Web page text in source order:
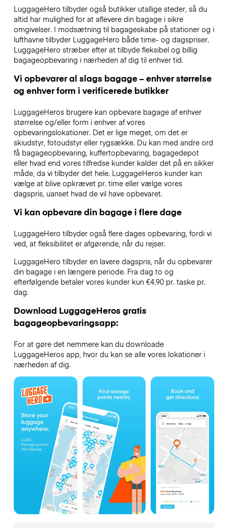
LuggageHero tilbyder også butikker utallige steder, så du
altid har mulighed for at aflevere din bagage i sikre
omgivelser. I modsætning til bagageskabe på stationer og i
lufthavne tilbyder LuggageHero både time- og dagspriser.
LuggageHero stræber efter at tilbyde fleksibel og billig
bagageopbevaring i nærheden af dig til enhver tid.
Vi opbevarer al slags bagage – enhver størrelse
og enhver form i verificerede butikker
LuggageHeros brugere kan opbevare bagage af enhver
størrelse og/eller form i enhver af vores
opbevaringslokationer. Det er lige meget, om det er
skiudstyr, fotoudstyr eller rygsække. Du kan med andre ord
få bagageopbevaring, kuffertopbevaring, bagagedepot
eller hvad end vores tilfredse kunder kalder det på en sikker
måde, da vi tilbyder det hele. LuggageHeros kunder kan
vælge at blive opkrævet pr. time eller vælge vores
dagspris, uanset hvad de vil have opbevaret.
Vi kan opbevare din bagage i flere dage
LuggageHero tilbyder også flere dages opbevaring, fordi vi
ved, at fleksibilitet er afgørende, når du rejser.
LuggageHero tilbyder en lavere dagspris, når du opbevarer
din bagage i en længere periode. Fra dag to og
efterfølgende betaler vores kunder kun €4.90 pr. taske pr.
dag.
Download LuggageHeros gratis
bagageopbevaringsapp:
For at gøre det nemmere kan du downloade
LuggageHeros app, hvor du kan se alle vores lokationer i
nærheden af dig.